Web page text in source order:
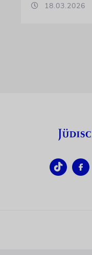
18.03.2026